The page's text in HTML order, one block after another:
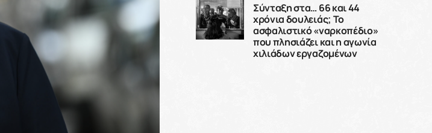
Σύνταξη στα… 66 και 44
χρόνια δουλειάς; Το
ασφαλιστικό «ναρκοπέδιο»
που πλησιάζει και η αγωνία
χιλιάδων εργαζομένων